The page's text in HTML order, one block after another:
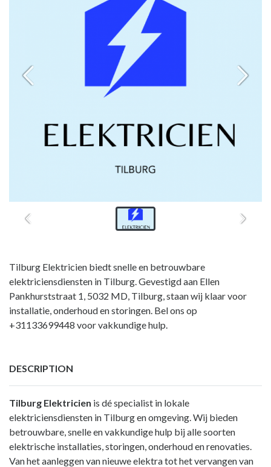
Tilburg Elektricien biedt snelle en betrouwbare
elektriciensdiensten in Tilburg. Gevestigd aan Ellen
Pankhurststraat 1, 5032 MD, Tilburg, staan wij klaar voor
installatie, onderhoud en storingen. Bel ons op
+31133699448 voor vakkundige hulp.
DESCRIPTION
Tilburg Elektricien is dé specialist in lokale
elektriciensdiensten in Tilburg en omgeving. Wij bieden
betrouwbare, snelle en vakkundige hulp bij alle soorten
elektrische installaties, storingen, onderhoud en renovaties.
Van het aanleggen van nieuwe elektra tot het vervangen van